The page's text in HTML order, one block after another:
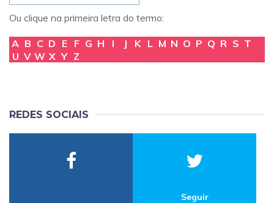
Ou clique na primeira letra do termo:
A B C D E F G H I J K L M N O P Q R S T
U V W X Y Z
REDES SOCIAIS
Seguir